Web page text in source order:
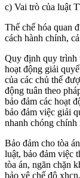
c) Vai trò của luật
Thể chế hóa quan
cách hành chính,
Quy định quy trình
hoạt động giải
của các chủ thể
động tuân theo
bảo đảm các hoạt
bảo đảm việc giải
nhanh chóng
Bảo đảm cho tòa
luật, bảo đảm việc
tòa án, ngăn chặn
bảo vệ chế độ